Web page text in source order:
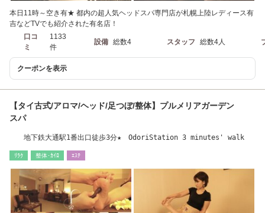
本日11時～空き有★ 都内の超人気ヘッドスパ専門店が札幌上陸レディース有
吉などTVでも紹介された有名店！
口コ
ミ
1133
件
設備 総数4 スタッフ 総数4人
クーポンを表示
【タイ古式/アロマ/ヘッド/足つぼ/整体】プルメリアガーデン
スパ
地下鉄大通駅1番出口徒歩3分★ OdoriStation 3 minutes' walk
ﾘﾗｸ 整体･ｶｲﾛ ｴｽﾃ